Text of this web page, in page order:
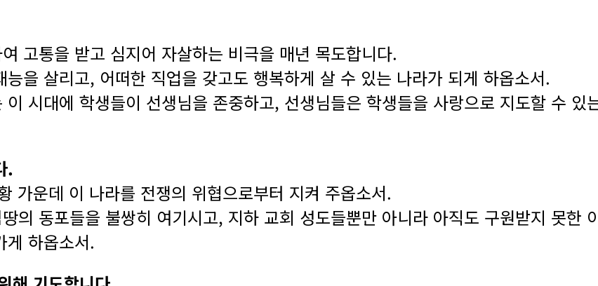
고통을 받고 심지어 자살하는 비극을 매년 목도합니다.
을 살리고, 어떠한 직업을 갖고도 행복하게 살 수 있는 나라가 되게 하옵소서.
시대에 학생들이 선생님을 존중하고, 선생님들은 학생들을 사랑으로 지도할 수 있
.
가운데 이 나라를 전쟁의 위협으로부터 지켜 주옵소서.
의 동포들을 불쌍히 여기시고, 지하 교회 성도들뿐만 아니라 아직도 구원받지 못한
게 하옵소서.